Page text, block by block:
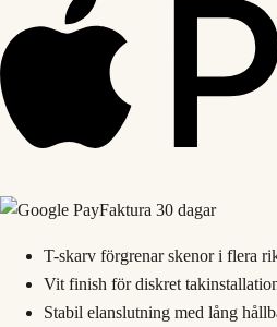
Faktura 30 dagar
T-skarv förgrenar skenor i flera
Vit finish för diskret
Stabil elanslutning med lång